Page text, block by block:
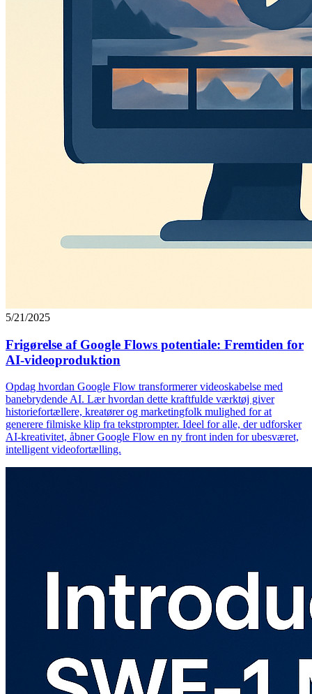
5/21/2025
Frigørelse af Google Flows potentiale: Fremtiden for
AI-videoproduktion
Opdag hvordan Google Flow transformerer videoskabelse med
banebrydende AI. Lær hvordan dette kraftfulde værktøj giver
historiefortællere, kreatører og marketingfolk mulighed for at
generere filmiske klip fra tekstprompter. Ideel for alle, der udforsker
AI-kreativitet, åbner Google Flow en ny front inden for ubesværet,
intelligent videofortælling.